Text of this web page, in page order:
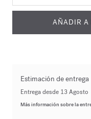
AÑADIR A
Estimación de entrega
Entrega desde 13 Agosto
Más información sobre la